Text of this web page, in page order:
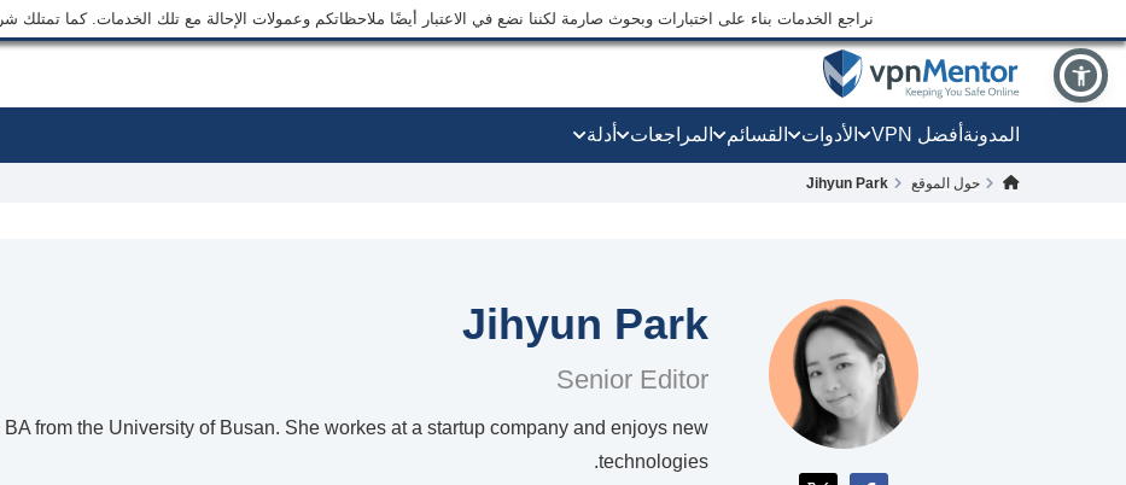
نراجع الخدمات بناء على اختبارات وبحوث صارمة لكننا نضع في الاعتبار أيضًا ملاحظاتكم وعمولات الإحالة مع تلك الخدمات. كما تمتلك
المدونة أفضل VPN الأدوات القسائم المراجعات أدلة
حول الموقع Jihyun Park
Jihyun Park
Senior Editor
from the University of Busan. She workes at a startup company and enjoys new
technologies.